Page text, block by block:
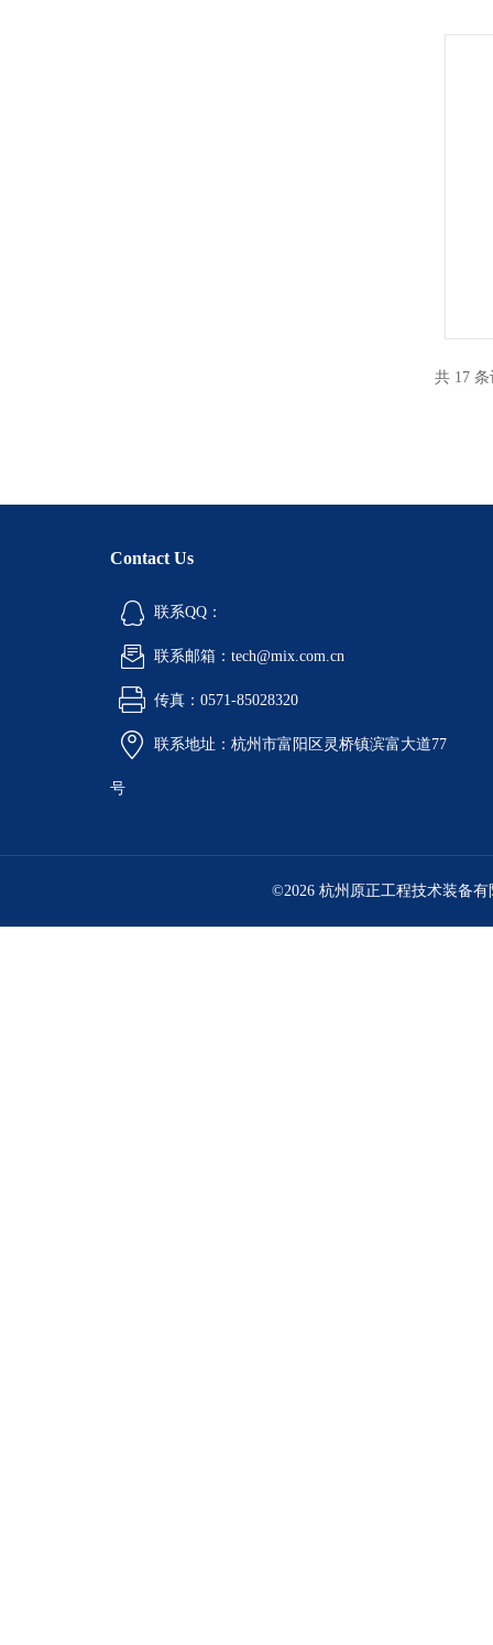
共 17
Contact Us
联系QQ：
联系邮箱：tech@mix.com.cn
传真：0571-85028320
联系地址：杭州市富阳区灵桥镇滨富大道77
号
©2026 杭州原正工程技术装备